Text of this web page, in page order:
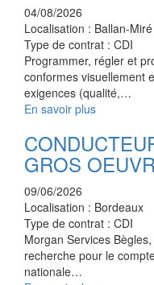
04/08/2026
Localisation : Ballan-Miré
Type de contrat : CDI
Programmer, régler et
conformes visuellement
exigences (qualité,…
En savoir plus
GROS
09/06/2026
Localisation : Bordeaux
Type de contrat : CDI
Morgan Services
recherche pour le
nationale…